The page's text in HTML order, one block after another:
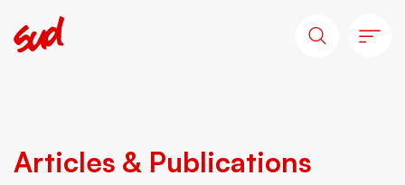
Articles & Publications